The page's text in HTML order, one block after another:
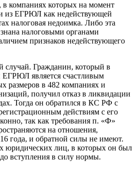
в компаниях которых на момент
из ЕГРЮЛ как недействующей
налоговая недоимка. Либо эта
налоговыми органами
признаков недействующего
случай. Гражданин, который в
ЕГРЮЛ является счастливым
размеров в 482 компаниях и
получил отказ в ликвидации
Тогда он обратился в КС РФ с
действиям с его
так как требования п. «Ф»
на отношения,
года, и обратной силы не имеют.
юридических лиц, в которых он был
вступления в силу нормы.